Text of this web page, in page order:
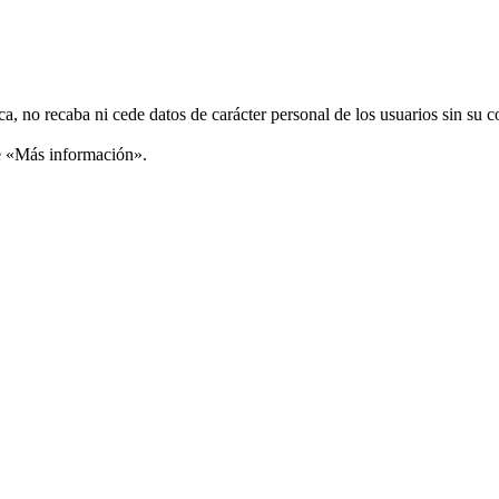
recaba ni cede datos de carácter personal de los usuarios sin su
«Más información».